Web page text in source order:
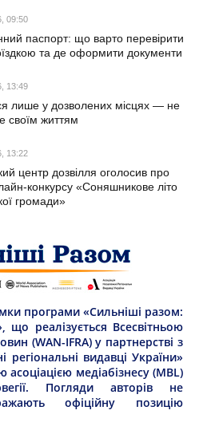
09:50
паспорт: що варто перевірити
та де оформити документи
13:49
лише у дозволених місцях — не
своїм життям
13:22
центр дозвілля оголосив про
конкурсу «Соняшникове літо
громади»
програми «Сильніші разом:
що реалізується Всесвітньою
(WAN-IFRA) у партнерстві з
регіональні видавці України»
медіабізнесу (MBL)
Погляди авторів не
офіційну позицію